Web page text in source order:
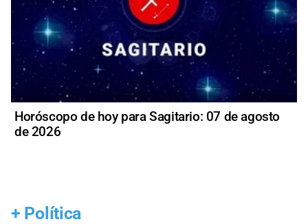
Horóscopo de hoy para Sagitario: 07 de agosto
de 2026
+ Política